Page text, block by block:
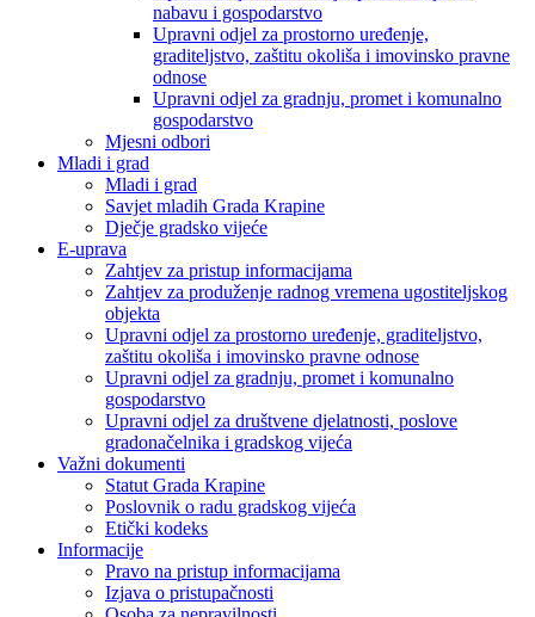
nabavu i gospodarstvo
Upravni odjel za prostorno uređenje,
graditeljstvo, zaštitu okoliša i imovinsko pravne
odnose
Upravni odjel za gradnju, promet i komunalno
gospodarstvo
Mjesni odbori
Mladi i grad
Mladi i grad
Savjet mladih Grada Krapine
Dječje gradsko vijeće
E-uprava
Zahtjev za pristup informacijama
Zahtjev za produženje radnog vremena ugostiteljskog
objekta
Upravni odjel za prostorno uređenje, graditeljstvo,
zaštitu okoliša i imovinsko pravne odnose
Upravni odjel za gradnju, promet i komunalno
gospodarstvo
Upravni odjel za društvene djelatnosti, poslove
gradonačelnika i gradskog vijeća
Važni dokumenti
Statut Grada Krapine
Poslovnik o radu gradskog vijeća
Etički kodeks
Informacije
Pravo na pristup informacijama
Izjava o pristupačnosti